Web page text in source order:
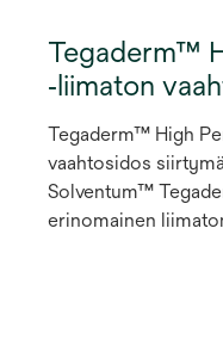
Tegaderm™
‑liimaton
Tegaderm™ High
vaahtosidos
Solventum™
erinomainen